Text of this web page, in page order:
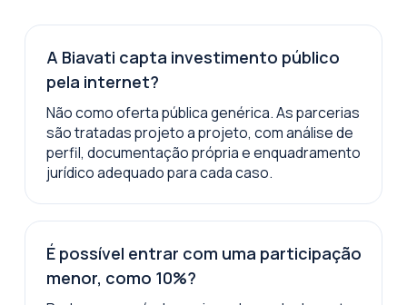
A Biavati capta investimento público
pela internet?
Não como oferta pública genérica. As parcerias
são tratadas projeto a projeto, com análise de
perfil, documentação própria e enquadramento
jurídico adequado para cada caso.
É possível entrar com uma participação
menor, como 10%?